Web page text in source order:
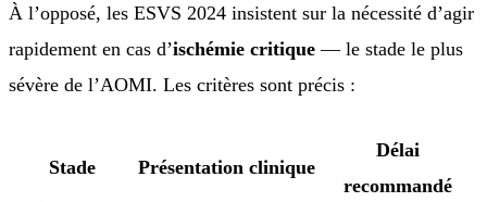
À l’opposé, les ESVS 2024 insistent sur la nécessité d’agir
rapidement en cas d’ischémie critique — le stade le plus
sévère de l’AOMI. Les critères sont précis :
Stade Présentation clinique
Délai
recommandé